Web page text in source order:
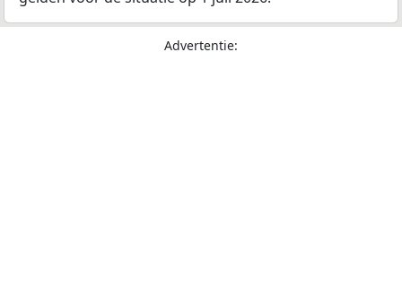
Advertentie: